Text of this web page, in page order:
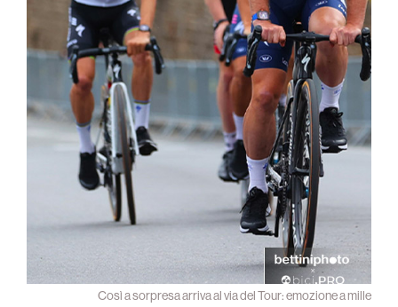
Così a sorpresa arriva al via del Tour: emozione a mille